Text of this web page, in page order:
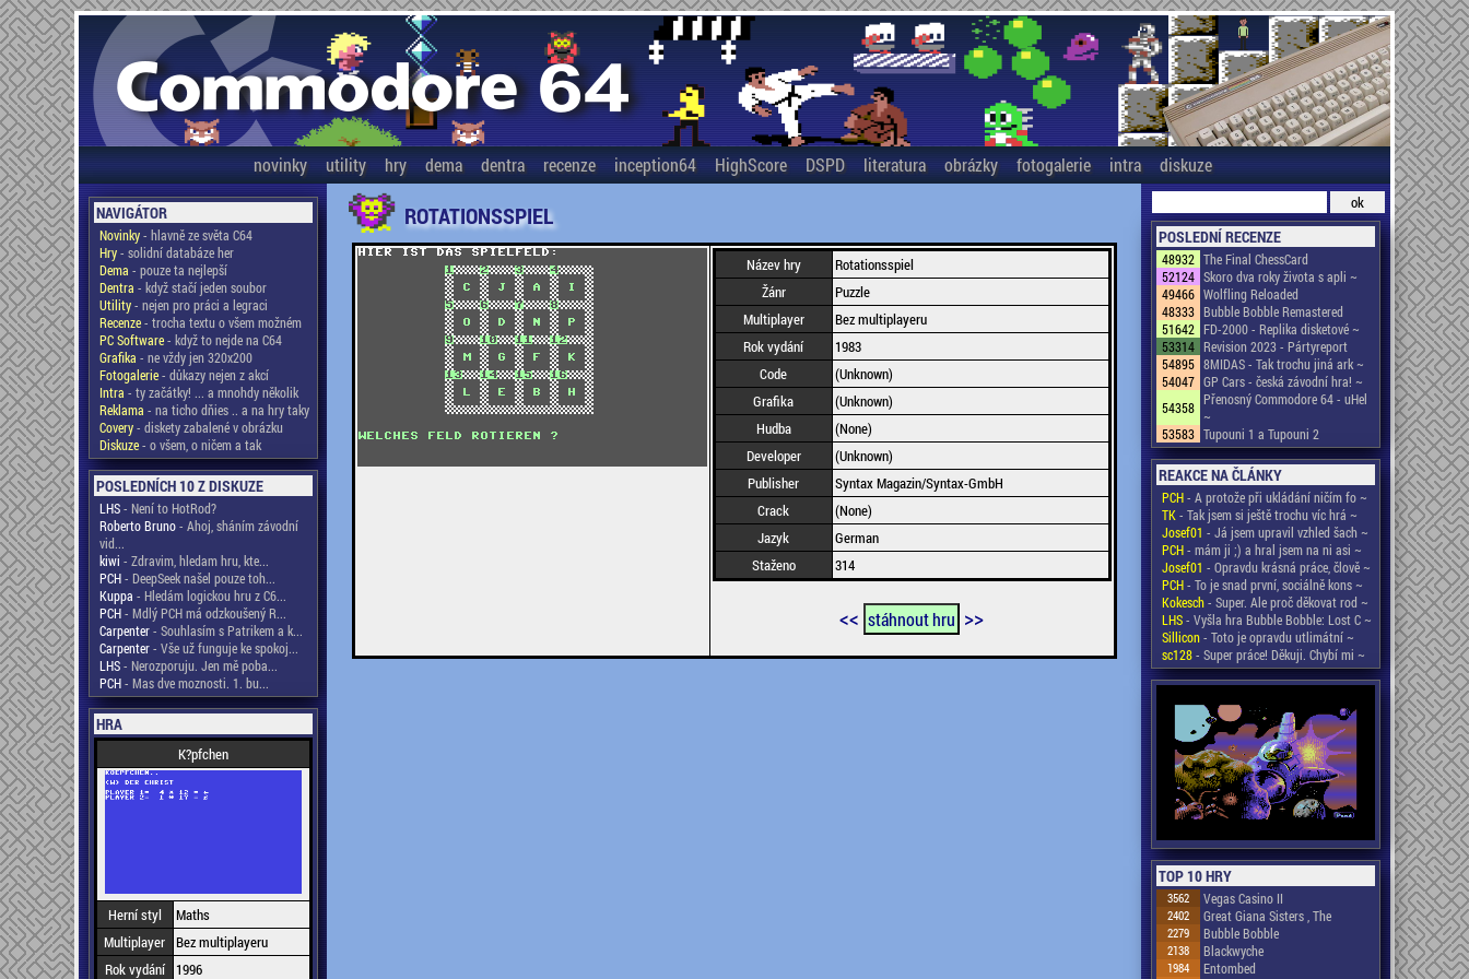
novinky utility hry dema dentra recenze inception64 HighScore DSPD literatura obrázky fotogalerie intra diskuze
NAVIGÁTOR
Novinky- hlavně ze světa C64
Hry- solidní databáze her
Dema - pouze ta nejlepší
Dentra - když stačí jeden soubor
Utility- nejen pro práci a legraci
Recenze- trocha textu o všem možném
PC Software- když to nejde na C64
Grafika - ne vždy jen 320x200
Fotogalerie- důkazy nejen z akcí
Intra - ty začátky! ... a mnohdy několik
Reklama - na ticho dňies .. a na hry taky
Covery- diskety zabalené v obrázku
Diskuze- o všem, o ničem a tak
POSLEDNÍCH 10 Z DISKUZE
LHS- Není to HotRod?
Roberto Bruno- Ahoj, sháním závodní
vid...
kiwi - Zdravim, hledam hru, kte...
PCH- DeepSeek našel pouze toh...
Kuppa - Hledám logickou hru z C6...
PCH- Mdlý PCH má odzkoušený R...
Carpenter- Souhlasím s Patrikem a k...
Carpenter- Vše už funguje ke spokoj...
LHS- Nerozporuju. Jen mě poba...
PCH- Mas dve moznosti. 1. bu...
HRA
K?pfchen
Herní styl
Maths
Multiplayer Bez multiplayeru
Rok vydání
1996
ROTATIONSSPIEL
Název hry
Rotationsspiel
Žánr
Puzzle
Multiplayer
Bez multiplayeru
Rok vydání
1983
Code
(Unknown)
Grafika
(Unknown)
Hudba
(None)
Developer
(Unknown)
Publisher
Syntax Magazin/Syntax-GmbH
Crack
(None)
Jazyk
German
Staženo
314
<< stáhnout hru >>
POSLEDNÍ RECENZE
48932 The Final ChessCard
52124 Skoro dva roky života s apli ~
49466 Wolfling Reloaded
48333 Bubble Bobble Remastered
51642 FD-2000 - Replika disketové ~
53314 Revision 2023 - Pártyreport
54895 8MIDAS - Tak trochu jiná ark ~
54047 GP Cars - česká závodní hra! ~
54358 Přenosný Commodore 64 - uHel
~
53583 Tupouni 1 a Tupouni 2
REAKCE NA ČLÁNKY
PCH- A protože při ukládání ničím fo ~
TK- Tak jsem si ještě trochu víc hrá ~
Josef01 - Já jsem upravil vzhled šach ~
PCH- mám ji ;) a hral jsem na ni asi ~
Josef01 - Opravdu krásná práce, člově ~
PCH- To je snad první, sociálně kons ~
Kokesch- Super. Ale proč děkovat rod ~
LHS- Vyšla hra Bubble Bobble: Lost C ~
Sillicon- Toto je opravdu utlimátní ~
sc128- Super práce! Děkuji. Chybí mi ~
TOP 10 HRY
3562 Vegas Casino II
2402 Great Giana Sisters , The
2279 Bubble Bobble
2138 Blackwyche
1984 Entombed